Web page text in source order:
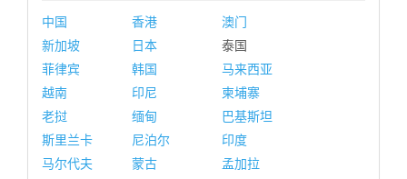
中国 香港
澳门
新加坡
日本
泰国
菲律宾
韩国
马来西亚
越南
印尼
柬埔寨
老挝
缅甸
巴基斯坦
斯里兰卡
尼泊尔
印度
马尔代夫
蒙古
孟加拉